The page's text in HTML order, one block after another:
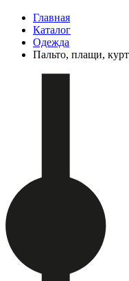
Главная
Каталог
Одежда
Пальто, плащи,